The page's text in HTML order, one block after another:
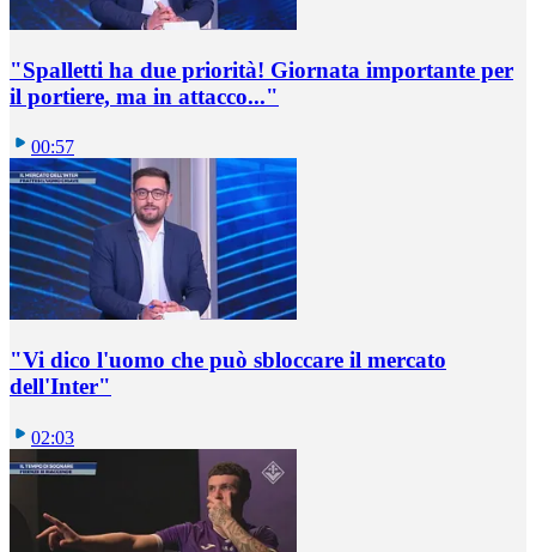
"Spalletti ha due priorità! Giornata importante per
il portiere, ma in attacco..."
00:57
"Vi dico l'uomo che può sbloccare il mercato
dell'Inter"
02:03